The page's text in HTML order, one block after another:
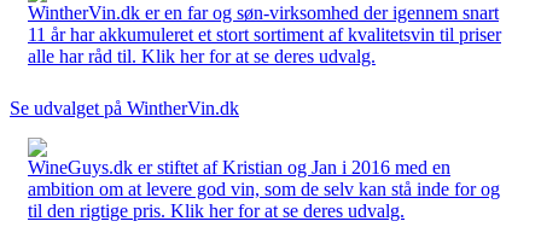
WintherVin.dk er en far og søn-virksomhed der igennem snart
11 år har akkumuleret et stort sortiment af kvalitetsvin til priser
alle har råd til. Klik her for at se deres udvalg.
Se udvalget på WintherVin.dk
WineGuys.dk er stiftet af Kristian og Jan i 2016 med en
ambition om at levere god vin, som de selv kan stå inde for og
til den rigtige pris. Klik her for at se deres udvalg.